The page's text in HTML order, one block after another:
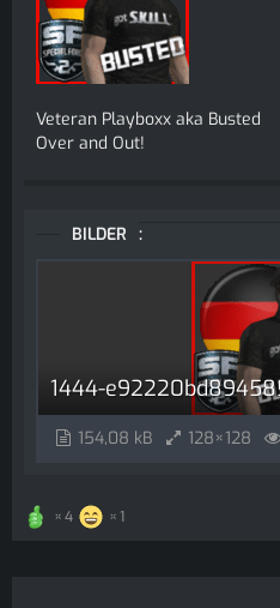
Veteran Playboxx aka Busted
Over and Out!
BILDER
154,08 kB 128×128
4 1